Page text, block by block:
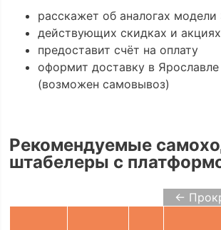
расскажет об аналогах модели
действующих скидках и акциях
предоставит счёт на оплату
оформит доставку в
(возможен самовывоз)
Рекомендуемые
штабелеры с
←